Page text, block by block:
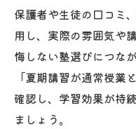
追加料金に注
安全な塾選択で
入ってはいけ
クポイント
塾の口コミや
保護者や生徒の口コミ
用し、実際の雰囲気や
悔しない塾選びにつな
「夏期講習が通常授業
確認し、学習効果が持
ましょう。